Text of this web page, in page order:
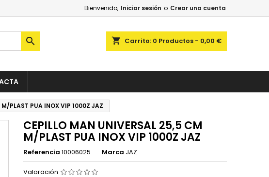
Bienvenido, Iniciar sesión o Crear una cuenta
shopping_cart Carrito: 0 Productos - 0,00 €

PLAST PUA INOX VIP 1000Z JAZ
CEPILLO MAN UNIVERSAL 25,5 CM
M/PLAST PUA INOX VIP 1000Z JAZ
Referencia 10006025 Marca JAZ
Valoración